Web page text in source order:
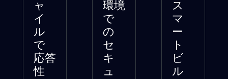
ャ
イ
ル
で
応答
性
環境
で
の
セ
キ
ュ
ス
マ
ー
ト
ビ
ル